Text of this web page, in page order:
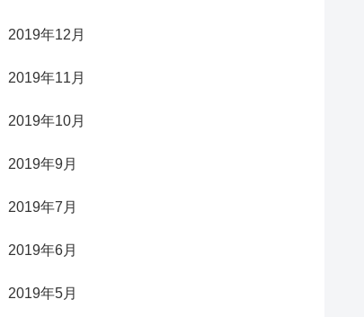
2019年12月
2019年11月
2019年10月
2019年9月
2019年7月
2019年6月
2019年5月